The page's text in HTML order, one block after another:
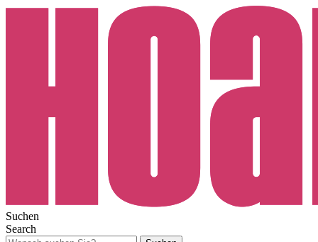
Suchen
Search